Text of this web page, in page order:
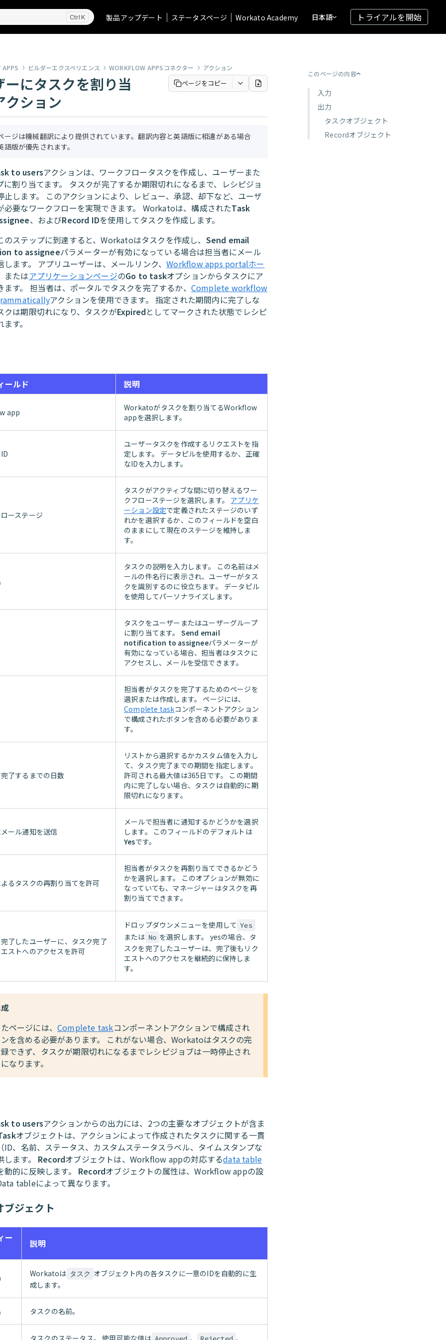
K 製品アップデート ステータスページ Workato Academy 日本語 トライアルを開始
APPS ビルダーエクスペリエンス WORKFLOW APPSコネクター アクション
ーにタスクを割り当
クション
ージは機械翻訳により提供されています。翻訳内容と英語版に相違がある場合
語版が優先されます。
ページをコピー
to usersアクションは、ワークフロータスクを作成し、ユーザーまた
に割り当てます。 タスクが完了するか期限切れになるまで、レシピジョ
止します。 このアクションにより、レビュー、承認、却下など、ユーザ
必要なワークフローを実現できます。 Workatoは、構成されたTask
、およびRecord IDを使用してタスクを作成します。
のステップに到達すると、Workatoはタスクを作成し、 Send email
to assigneeパラメーターが有効になっている場合は担当者にメール
します。 アプリユーザーは、メールリンク、Workflow apps portalホー
またはアプリケーションページのGo to taskオプションからタスクにア
ます。 担当者は、ポータルでタスクを完了するか、 Complete workflow
アクションを使用できます。 指定された期間内に完了しな
クは期限切れになり、タスクがExpiredとしてマークされた状態でレシピ
す。
ールド 説明
app
Workatoがタスクを割り当てるWorkflow
appを選択します。
ユーザータスクを作成するリクエストを指
定します。 データピルを使用するか、正確
なIDを入力します。
ーステージ
タスクがアクティブな間に切り替えるワー
クフローステージを選択します。 アプリケ
ーション設定で定義されたステージのいず
れかを選択するか、このフィールドを空白
のままにして現在のステージを維持しま
す。
タスクの説明を入力します。 この名前はメ
ールの件名行に表示され、ユーザーがタス
クを識別するのに役立ちます。 データピル
を使用してパーソナライズします。
タスクをユーザーまたはユーザーグループ
に割り当てます。 Send email
notification to assigneeパラメーターが
有効になっている場合、担当者はタスクに
アクセスし、メールを受信できます。
担当者がタスクを完了するためのページを
選択または作成します。 ページには、
Complete taskコンポーネントアクション
で構成されたボタンを含める必要がありま
す。
了するまでの日数
リストから選択するかカスタム値を入力し
て、タスク完了までの期間を指定します。
許可される最大値は365日です。 この期間
内に完了しない場合、タスクは自動的に期
限切れになります。
ール通知を送信
メールで担当者に通知するかどうかを選択
します。 このフィールドのデフォルトは
Yesです。
るタスクの再割り当てを許可
担当者がタスクを再割り当てできるかどう
かを選択します。 このオプションが無効に
なっていても、マネージャーはタスクを再
割り当てできます。
了したユーザーに、タスク完了
ストへのアクセスを許可
ドロップダウンメニューを使用して Yes
または No を選択します。 yesの場合、タ
スクを完了したユーザーは、完了後もリク
エストへのアクセスを継続的に保持しま
す。
ページには、 Complete taskコンポーネントアクションで構成され
を含める必要があります。 これがない場合、Workatoはタスクの完
できず、タスクが期限切れになるまでレシピジョブは一時停止され
なります。
to usersアクションからの出力には、2つの主要なオブジェクトが含ま
オブジェクトは、アクションによって作成されたタスクに関する一貫
ID、名前、ステータス、カスタムステータスラベル、タイムスタンプな
ます。 Recordオブジェクトは、Workflow appの対応するdata table
動的に反映します。 Recordオブジェクトの属性は、Workflow appの設
tableによって異なります。
ブジェクト
ー
説明
Workatoは タスク オブジェクト内の各タスクに一意のIDを自動的に生
成します。
タスクの名前。
タスクのステータス。 使用可能な値は 、 、
このページの内容
入力
出力
タスクオブジェクト
Recordオブジェクト